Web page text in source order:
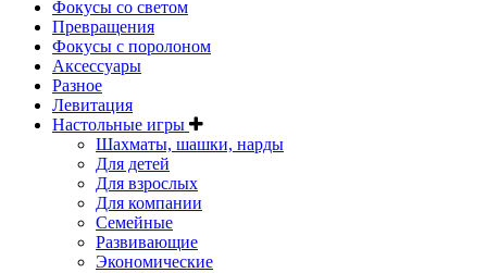
Фокусы со светом
Превращения
Фокусы с поролоном
Аксессуары
Разное
Левитация
Настольные игры
Шахматы, шашки, нарды
Для детей
Для взрослых
Для компании
Семейные
Развивающие
Экономические